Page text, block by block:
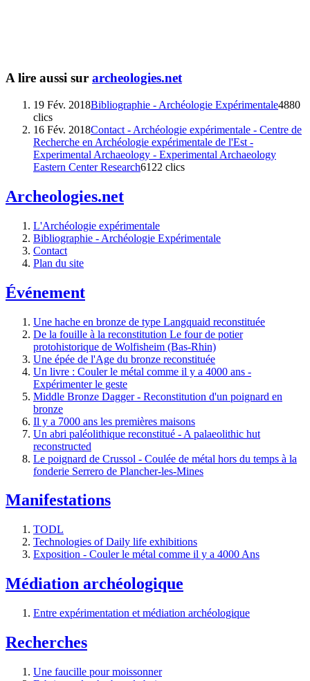
A lire aussi sur archeologies.net
19 Fév. 2018Bibliographie - Archéologie Expérimentale4880
clics
16 Fév. 2018Contact - Archéologie expérimentale - Centre de
Recherche en Archéologie expérimentale de l'Est -
Experimental Archaeology - Experimental Archaeology
Eastern Center Research6122 clics
Archeologies.net
L'Archéologie expérimentale
Bibliographie - Archéologie Expérimentale
Contact
Plan du site
Événement
Une hache en bronze de type Langquaid reconstituée
De la fouille à la reconstitution Le four de potier
protohistorique de Wolfisheim (Bas-Rhin)
Une épée de l'Age du bronze reconstituée
Un livre : Couler le métal comme il y a 4000 ans -
Expérimenter le geste
Middle Bronze Dagger - Reconstitution d'un poignard en
bronze
Il y a 7000 ans les premières maisons
Un abri paléolithique reconstitué - A palaeolithic hut
reconstructed
Le poignard de Crussol - Coulée de métal hors du temps à la
fonderie Serrero de Plancher-les-Mines
Manifestations
TODL
Technologies of Daily life exhibitions
Exposition - Couler le métal comme il y a 4000 Ans
Médiation archéologique
Entre expérimentation et médiation archéologique
Recherches
Une faucille pour moissonner